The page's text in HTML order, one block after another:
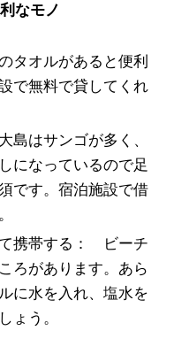
なモノ
タオルがあると便利
で無料で貸してくれ
はサンゴが多く、
になっているので足
です。宿泊施設で借
携帯する： ビーチ
ろがあります。あら
に水を入れ、塩水を
ょう。